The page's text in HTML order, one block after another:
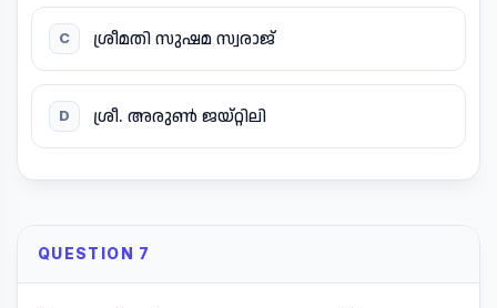
C ശ്രീമതി സുഷമ സ്വരാജ്
D ശ്രീ. അരുൺ ജയ്റ്റിലി
QUESTION 7